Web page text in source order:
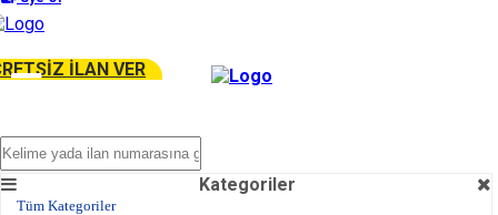
İLAN VER
Kategoriler
Tüm Kategoriler